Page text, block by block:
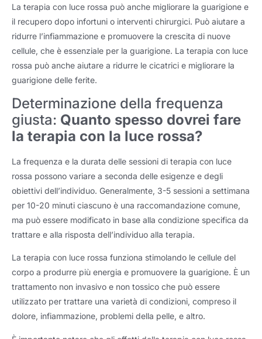
La terapia con luce rossa può anche migliorare la guarigione e
il recupero dopo infortuni o interventi chirurgici. Può aiutare a
ridurre l’infiammazione e promuovere la crescita di nuove
cellule, che è essenziale per la guarigione. La terapia con luce
rossa può anche aiutare a ridurre le cicatrici e migliorare la
guarigione delle ferite.
Determinazione della frequenza
giusta: Quanto spesso dovrei fare
la terapia con la luce rossa?
La frequenza e la durata delle sessioni di terapia con luce
rossa possono variare a seconda delle esigenze e degli
obiettivi dell’individuo. Generalmente, 3-5 sessioni a settimana
per 10-20 minuti ciascuno è una raccomandazione comune,
ma può essere modificato in base alla condizione specifica da
trattare e alla risposta dell’individuo alla terapia.
La terapia con luce rossa funziona stimolando le cellule del
corpo a produrre più energia e promuovere la guarigione. È un
trattamento non invasivo e non tossico che può essere
utilizzato per trattare una varietà di condizioni, compreso il
dolore, infiammazione, problemi della pelle, e altro.